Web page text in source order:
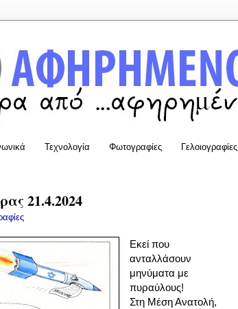
Τεχνολογία Φωτογραφίες Γελοιογραφίες
21.4.2024
Εκεί που
ανταλλάσουν
μηνύματα με
πυραύλους!
Στη Μέση Ανατολή,